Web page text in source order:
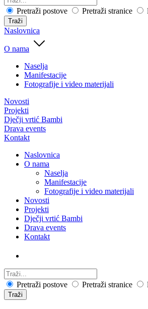
Pretraži postove Pretraži stranice
Traži
Naslovnica
O nama
Naselja
Manifestacije
Fotografije i video materijali
Novosti
Projekti
Dječji vrtić Bambi
Drava events
Kontakt
Naslovnica
O nama
Naselja
Manifestacije
Fotografije i video materijali
Novosti
Projekti
Dječji vrtić Bambi
Drava events
Kontakt
Pretraži postove Pretraži stranice
Traži